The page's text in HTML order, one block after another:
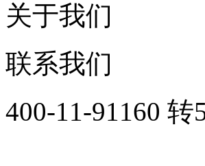
关于我们
联系我们
400-11-91160 转